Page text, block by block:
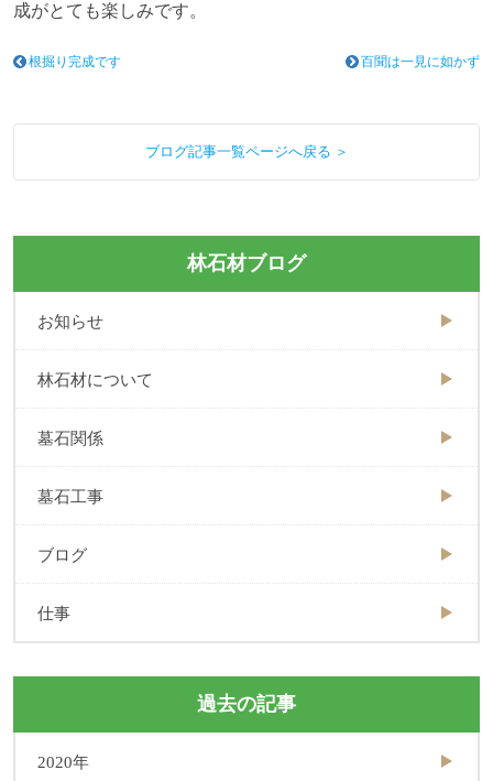
成がとても楽しみです。
根掘り完成です 百聞は一見に如かず
ブログ記事一覧ページへ戻る ＞
林石材ブログ
お知らせ
林石材について
墓石関係
墓石工事
ブログ
仕事
過去の記事
2020年